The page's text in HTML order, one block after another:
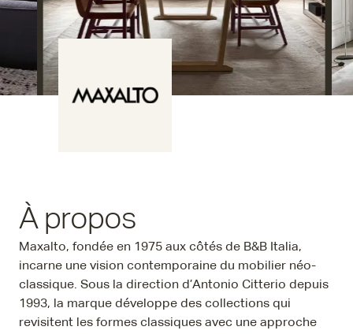
À propos
Maxalto, fondée en 1975 aux côtés de B&B Italia,
incarne une vision contemporaine du mobilier néo-
classique. Sous la direction d’Antonio Citterio depuis
1993, la marque développe des collections qui
revisitent les formes classiques avec une approche